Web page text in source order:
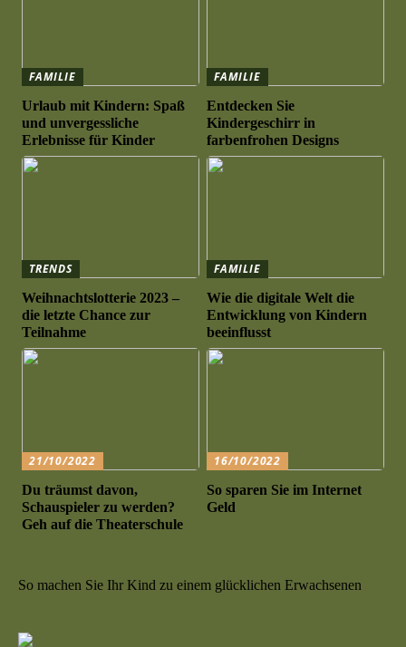
FAMILIE
Urlaub mit Kindern: Spaß
und unvergessliche
Erlebnisse für Kinder
FAMILIE
Entdecken Sie
Kindergeschirr in
farbenfrohen Designs
TRENDS
Weihnachtslotterie 2023 –
die letzte Chance zur
Teilnahme
FAMILIE
Wie die digitale Welt die
Entwicklung von Kindern
beeinflusst
21/10/2022
Du träumst davon,
Schauspieler zu werden?
Geh auf die Theaterschule
16/10/2022
So sparen Sie im Internet
Geld
So machen Sie Ihr Kind zu einem glücklichen Erwachsenen